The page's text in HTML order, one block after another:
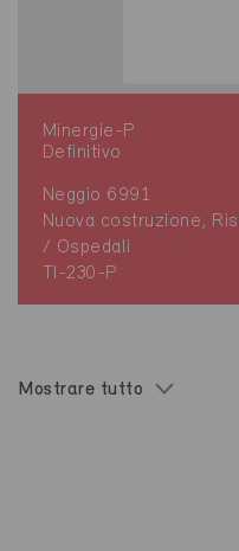
Minergie-P
Definitivo
Neggio 6991
Nuova costruzione,
/ Ospedali
TI-230-P
Mostrare tutto